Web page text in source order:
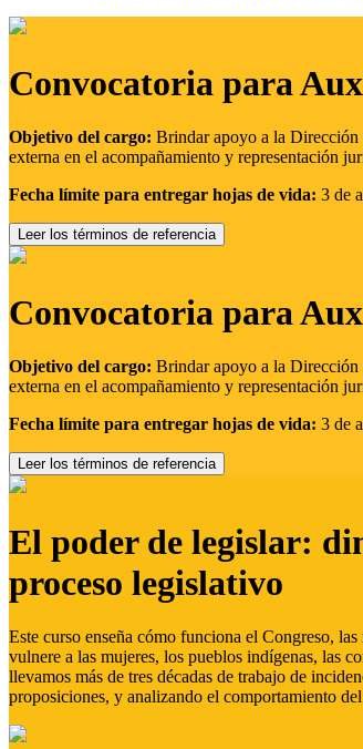
Convocatoria para
Objetivo del cargo: Brindar apoyo a la Dirección
externa en el acompañamiento y representación
Fecha límite para entregar hojas de vida: 3 de
Leer los términos de referencia
Convocatoria para
Objetivo del cargo: Brindar apoyo a la Dirección
externa en el acompañamiento y representación
Fecha límite para entregar hojas de vida: 3 de
Leer los términos de referencia
El poder de legislar:
proceso legislativo
Este curso enseña cómo funciona el Congreso,
vulnere a las mujeres, los pueblos indígenas, las
llevamos más de tres décadas de trabajo de
proposiciones, y analizando el comportamiento